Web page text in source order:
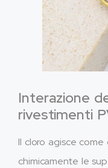
Interazione
rivestimenti
Il cloro agisce
chimicamente le